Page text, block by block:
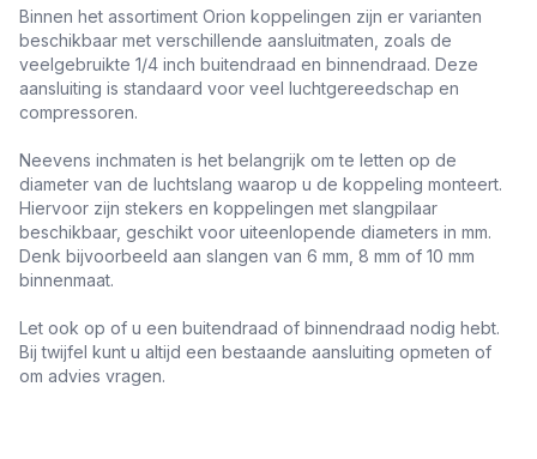
Binnen het assortiment Orion koppelingen zijn er varianten
beschikbaar met verschillende aansluitmaten, zoals de
veelgebruikte 1/4 inch buitendraad en binnendraad. Deze
aansluiting is standaard voor veel luchtgereedschap en
compressoren.
Neevens inchmaten is het belangrijk om te letten op de
diameter van de luchtslang waarop u de koppeling monteert.
Hiervoor zijn stekers en koppelingen met slangpilaar
beschikbaar, geschikt voor uiteenlopende diameters in mm.
Denk bijvoorbeeld aan slangen van 6 mm, 8 mm of 10 mm
binnenmaat.
Let ook op of u een buitendraad of binnendraad nodig hebt.
Bij twijfel kunt u altijd een bestaande aansluiting opmeten of
om advies vragen.